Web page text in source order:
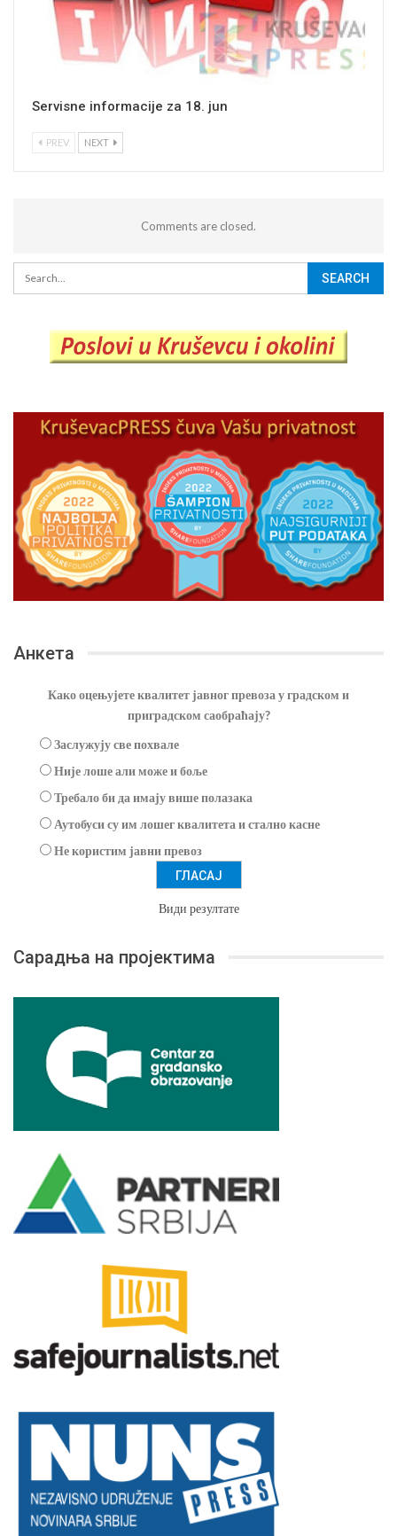
Servisne informacije za 18. jun
PREV NEXT
Comments are closed.
Анкета
Како оцењујете квалитет јавног превоза у градском и
приградском саобраћају?
Заслужују све похвале
Није лоше али може и боље
Требало би да имају више полазака
Аутобуси су им лошег квалитета и стално касне
Не користим јавни превоз
Види резултате
Сарадња на пројектима